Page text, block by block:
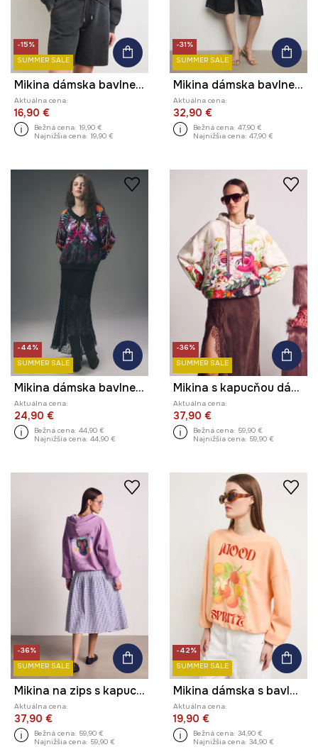
-15%
SUMMER SALE
Mikina dámska bavlnená s efektom prania
Aktuálna cena:
16,90 €
Bežná cena: 19,90 €
Najnižšia cena: 19,90 €
-31%
SUMMER SALE
Mikina dámska bavlnená z kolekcie Ilona Tambor x Medicine
Aktuálna cena:
32,90 €
Bežná cena: 47,90 €
Najnižšia cena: 47,90 €
-44%
SUMMER SALE
Mikina dámska bavlnená
Aktuálna cena:
24,90 €
Bežná cena: 44,90 €
Najnižšia cena: 44,90 €
-36%
SUMMER SALE
Mikina s kapucňou dámska bavlnená z kolekcie Kit Mizeres x Medicine
Aktuálna cena:
37,90 €
Bežná cena: 59,90 €
Najnižšia cena: 59,90 €
-36%
SUMMER SALE
Mikina na zips s kapucňou dámska bavlnená z kolekcie Kit Mizeres x Medicine
Aktuálna cena:
37,90 €
Bežná cena: 59,90 €
Najnižšia cena: 59,90 €
-42%
SUMMER SALE
Mikina dámska s bavlnou
Aktuálna cena:
19,90 €
Bežná cena: 34,90 €
Najnižšia cena: 34,90 €